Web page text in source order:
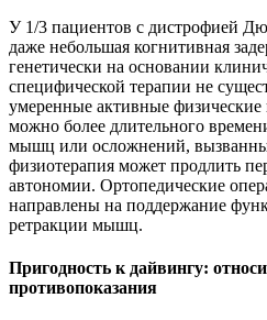
У 1/3 пациентов с дистрофией
даже небольшая когнитивная
генетически на основании
специфической терапии не
умеренные активные физические
можно более длительного
мышц или осложнений,
физиотерапия может продлить
автономии. Ортопедические
направлены на поддержание
ретракции мышц.
Пригодность к дайвингу:
противопоказания